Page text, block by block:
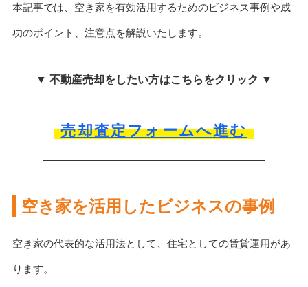
本記事では、空き家を有効活用するためのビジネス事例や成
功のポイント、注意点を解説いたします。
▼ 不動産売却をしたい方はこちらをクリック ▼
売却査定フォームへ進む
空き家を活用したビジネスの事例
空き家の代表的な活用法として、住宅としての賃貸運用があ
ります。